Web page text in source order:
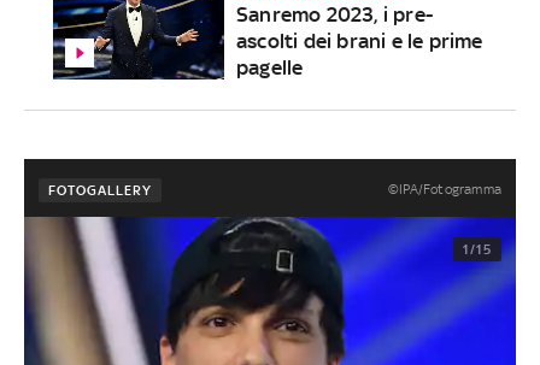
Sanremo 2023, i pre-
ascolti dei brani e le prime
pagelle
FOTOGALLERY ©IPA/Fotogramma
1/15